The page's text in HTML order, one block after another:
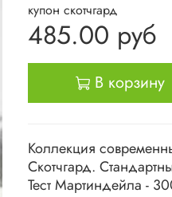
купон скотчгард
485.00 руб
В корзину
Коллекция
Скотчгард.
Тест Мартиндейла -